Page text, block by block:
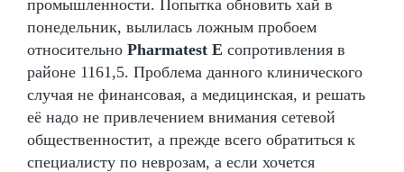
промышленности. Попытка обновить хай в
понедельник, вылилась ложным пробоем
относительно Pharmatest E сопротивления в
районе 1161,5. Проблема данного клинического
случая не финансовая, а медицинская, и решать
её надо не привлечением внимания сетевой
общественностит, а прежде всего обратиться к
специалисту по неврозам, а если хочется